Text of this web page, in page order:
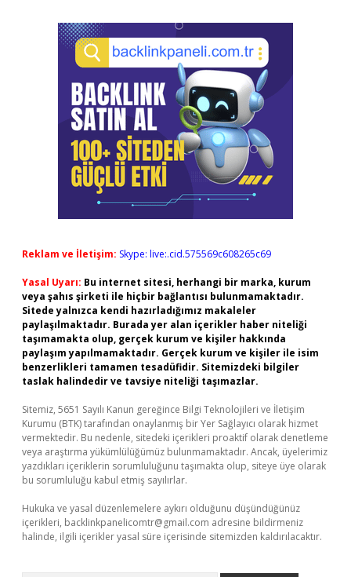
Reklam ve İletişim: Skype: live:.cid.575569c608265c69
Yasal Uyarı: Bu internet sitesi, herhangi bir marka, kurum
veya şahıs şirketi ile hiçbir bağlantısı bulunmamaktadır.
Sitede yalnızca kendi hazırladığımız makaleler
paylaşılmaktadır. Burada yer alan içerikler haber niteliği
taşımamakta olup, gerçek kurum ve kişiler hakkında
paylaşım yapılmamaktadır. Gerçek kurum ve kişiler ile isim
benzerlikleri tamamen tesadüfidir. Sitemizdeki bilgiler
taslak halindedir ve tavsiye niteliği taşımazlar.
Sitemiz, 5651 Sayılı Kanun gereğince Bilgi Teknolojileri ve İletişim
Kurumu (BTK) tarafından onaylanmış bir Yer Sağlayıcı olarak hizmet
vermektedir. Bu nedenle, sitedeki içerikleri proaktif olarak denetleme
veya araştırma yükümlülüğümüz bulunmamaktadır. Ancak, üyelerimiz
yazdıkları içeriklerin sorumluluğunu taşımakta olup, siteye üye olarak
bu sorumluluğu kabul etmiş sayılırlar.
Hukuka ve yasal düzenlemelere aykırı olduğunu düşündüğünüz
içerikleri, backlinkpanelicomtr@gmail.com adresine bildirmeniz
halinde, ilgili içerikler yasal süre içerisinde sitemizden kaldırılacaktır.